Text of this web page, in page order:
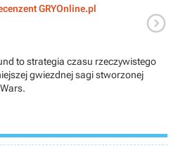
GRYOnline.pl

to strategia czasu rzeczywistego
gwiezdnej sagi stworzonej